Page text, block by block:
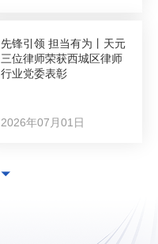
先锋引领 担当有为丨天元
三位律师荣获西城区律师
行业党委表彰
2026年07月01日